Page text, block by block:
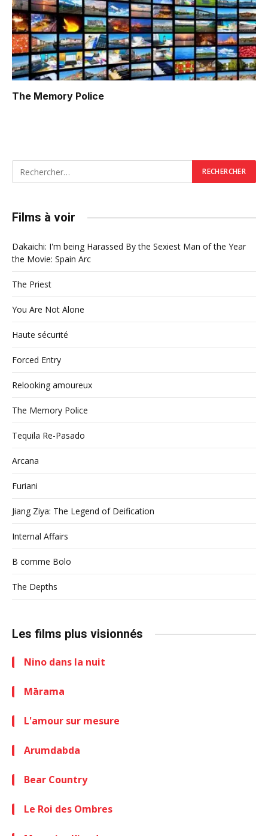
The Memory Police
Films à voir
Dakaichi: I'm being Harassed By the Sexiest Man of the Year
the Movie: Spain Arc
The Priest
You Are Not Alone
Haute sécurité
Forced Entry
Relooking amoureux
The Memory Police
Tequila Re-Pasado
Arcana
Furiani
Jiang Ziya: The Legend of Deification
Internal Affairs
B comme Bolo
The Depths
Les films plus visionnés
Nino dans la nuit
Mārama
L'amour sur mesure
Arumdabda
Bear Country
Le Roi des Ombres